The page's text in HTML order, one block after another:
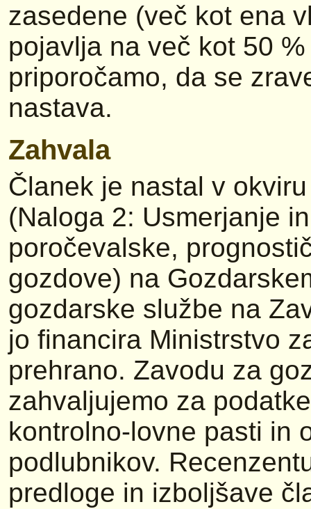
zasedene (več kot ena
pojavlja na več kot 50
priporočamo, da se
nastava.
Zahvala
Članek je nastal v
(Naloga 2: Usmerjanje
poročevalske,
gozdove) na
gozdarske službe na
jo financira Ministrstvo
prehrano. Zavodu za
zahvaljujemo za
kontrolno-lovne pasti in
podlubnikov.
predloge in izboljšave